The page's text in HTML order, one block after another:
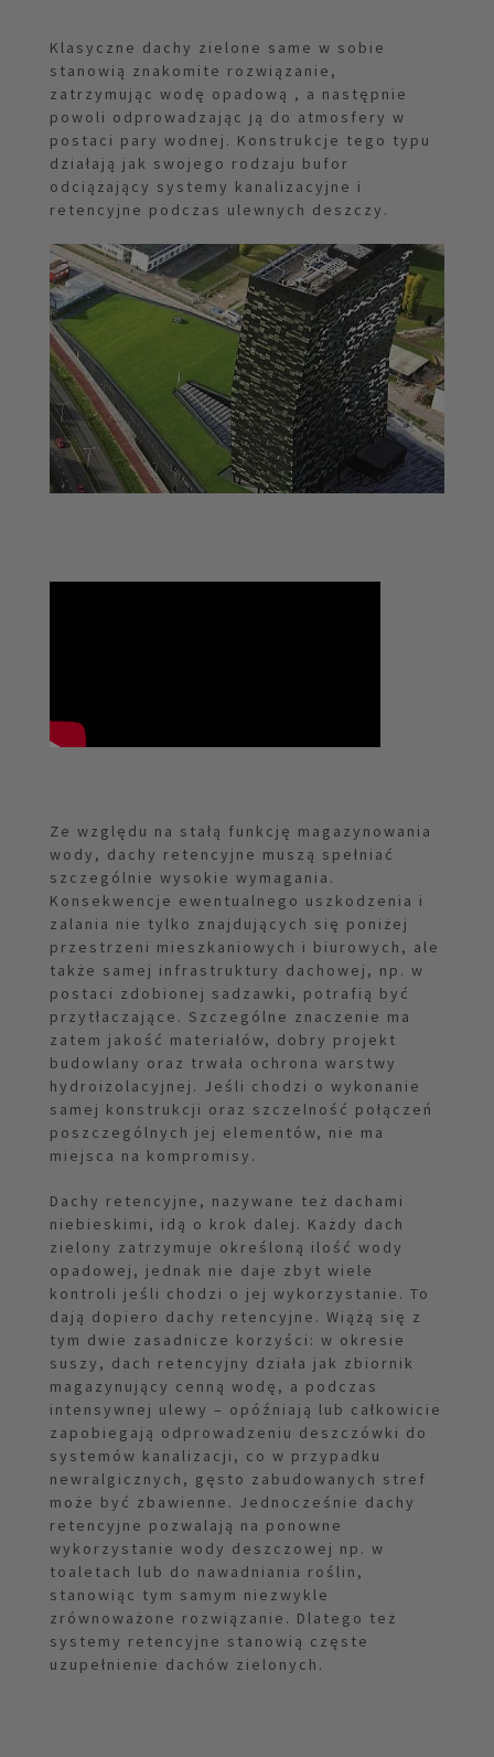
Klasyczne dachy zielone same w sobie
stanowią znakomite rozwiązanie,
zatrzymując wodę opadową , a następnie
powoli odprowadzając ją do atmosfery w
postaci pary wodnej. Konstrukcje tego typu
działają jak swojego rodzaju bufor
odciążający systemy kanalizacyjne i
retencyjne podczas ulewnych deszczy.
Ze względu na stałą funkcję magazynowania
wody, dachy retencyjne muszą spełniać
szczególnie wysokie wymagania.
Konsekwencje ewentualnego uszkodzenia i
zalania nie tylko znajdujących się poniżej
przestrzeni mieszkaniowych i biurowych, ale
także samej infrastruktury dachowej, np. w
postaci zdobionej sadzawki, potrafią być
przytłaczające. Szczególne znaczenie ma
zatem jakość materiałów, dobry projekt
budowlany oraz trwała ochrona warstwy
hydroizolacyjnej. Jeśli chodzi o wykonanie
samej konstrukcji oraz szczelność połączeń
poszczególnych jej elementów, nie ma
miejsca na kompromisy.
Dachy retencyjne, nazywane też dachami
niebieskimi, idą o krok dalej. Każdy dach
zielony zatrzymuje określoną ilość wody
opadowej, jednak nie daje zbyt wiele
kontroli jeśli chodzi o jej wykorzystanie. To
dają dopiero dachy retencyjne. Wiążą się z
tym dwie zasadnicze korzyści: w okresie
suszy, dach retencyjny działa jak zbiornik
magazynujący cenną wodę, a podczas
intensywnej ulewy – opóźniają lub całkowicie
zapobiegają odprowadzeniu deszczówki do
systemów kanalizacji, co w przypadku
newralgicznych, gęsto zabudowanych stref
może być zbawienne. Jednocześnie dachy
retencyjne pozwalają na ponowne
wykorzystanie wody deszczowej np. w
toaletach lub do nawadniania roślin,
stanowiąc tym samym niezwykle
zrównoważone rozwiązanie. Dlatego też
systemy retencyjne stanowią częste
uzupełnienie dachów zielonych.